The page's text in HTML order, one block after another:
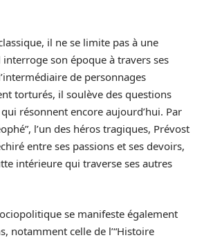
il ne se limite pas à une
son époque à travers ses
de personnages
torturés, il soulève des questions
résonnent encore aujourd’hui. Par
l’un des héros tragiques, Prévost
entre ses passions et ses devoirs,
intérieure qui traverse ses autres
se manifeste également
notamment celle de l’“Histoire